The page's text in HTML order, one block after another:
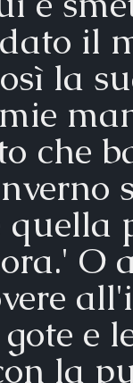
il
la
che
quella
O
e
la